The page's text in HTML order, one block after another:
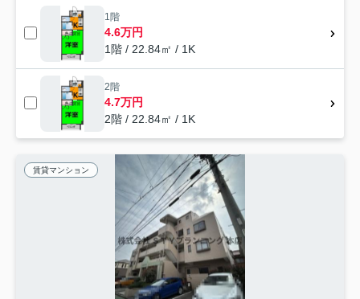
1階
4.6万円
1階 / 22.84㎡ / 1K
2階
4.7万円
2階 / 22.84㎡ / 1K
賃貸マンション